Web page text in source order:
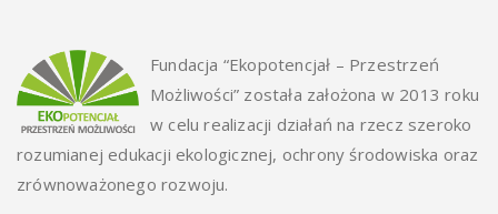
Fundacja “Ekopotencjał – Przestrzeń
Możliwości” została założona w 2013 roku
w celu realizacji działań na rzecz szeroko
rozumianej edukacji ekologicznej, ochrony środowiska oraz
zrównoważonego rozwoju.